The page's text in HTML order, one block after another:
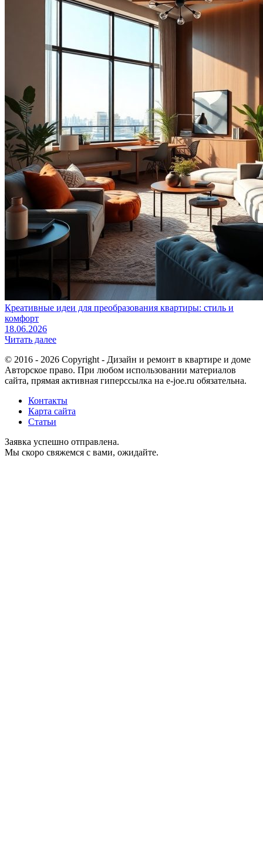
Креативные идеи для преобразования квартиры: стиль и
комфорт
18.06.2026
Читать далее
© 2016 - 2026 Copyright - Дизайн и ремонт в квартире и доме
Авторское право. При любом использовании материалов
сайта, прямая активная гиперссылка на e-joe.ru обязательна.
Контакты
Карта сайта
Статьи
Заявка успешно отправлена.
Мы скоро свяжемся с вами, ожидайте.